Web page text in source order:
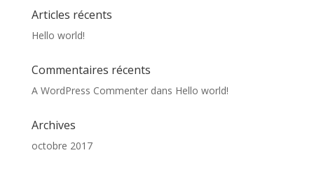
Articles récents
Hello world!
Commentaires récents
A WordPress Commenterdans Hello world!
Archives
octobre 2017